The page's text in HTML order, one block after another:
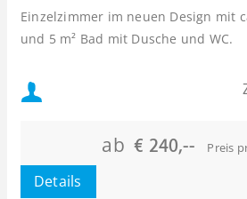
Einzelzimmer im neuen Design mit
und 5 m² Bad mit Dusche und WC.
Mindestbelegung:
Maximalbelegung:
ab€ 240,-- Preis
Details